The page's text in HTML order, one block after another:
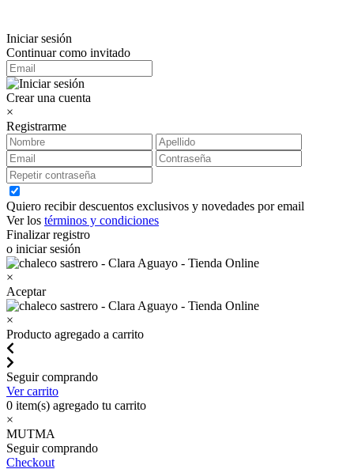
Iniciar sesión
Continuar como invitado
Crear una cuenta
×
Registrarme
Quiero recibir descuentos exclusivos y novedades por email
Ver los términos y condiciones
Finalizar registro
o iniciar sesión
×
Aceptar
×
Producto agregado a carrito
Seguir comprando
Ver carrito
0 item(s) agregado tu carrito
×
MUTMA
Seguir comprando
Checkout